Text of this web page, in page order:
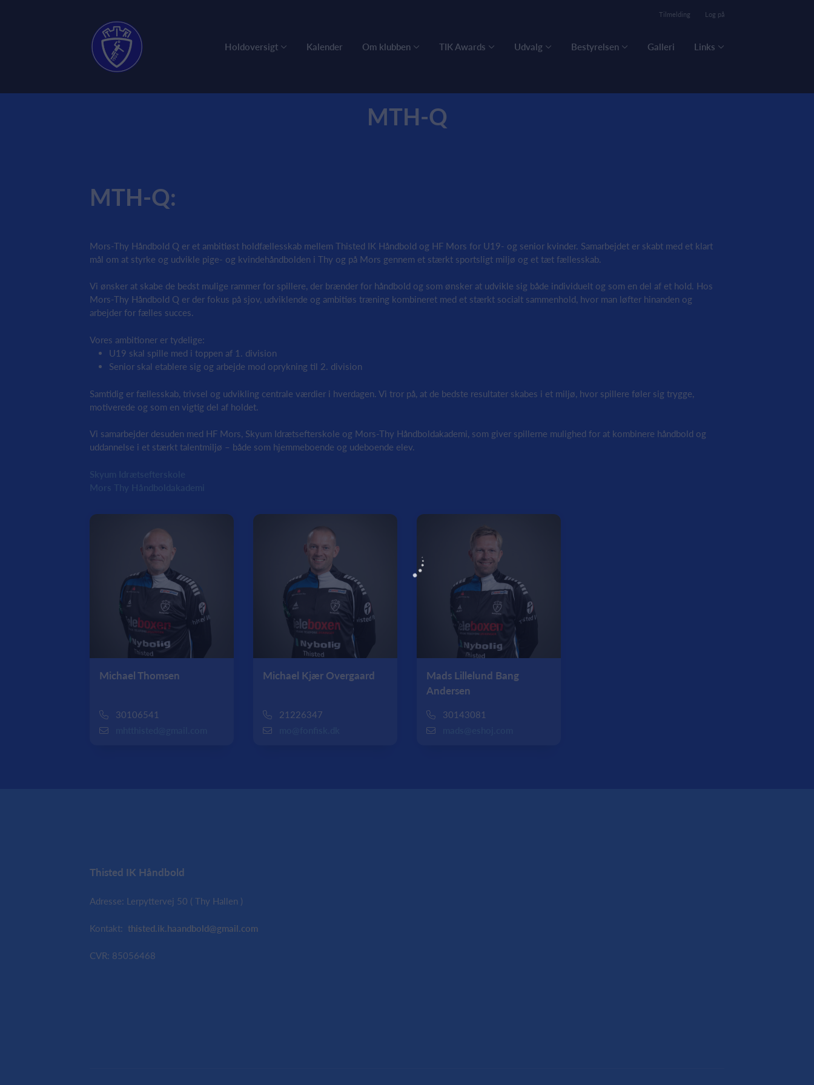
Tilmelding Log på
Holdoversigt Kalender Om klubben TIK Awards Udvalg Bestyrelsen Galleri Links
MTH-Q
MTH-Q:
Mors-Thy Håndbold Q er et ambitiøst holdfællesskab mellem Thisted IK Håndbold og HF Mors for U19- og senior kvinder. Samarbejdet er skabt med et klart
mål om at styrke og udvikle pige- og kvindehåndbolden i Thy og på Mors gennem et stærkt sportsligt miljø og et tæt fællesskab.
Vi ønsker at skabe de bedst mulige rammer for spillere, der brænder for håndbold og som ønsker at udvikle sig både individuelt og som en del af et hold. Hos
Mors-Thy Håndbold Q er der fokus på sjov, udviklende og ambitiøs træning kombineret med et stærkt socialt sammenhold, hvor man løfter hinanden og
arbejder for fælles succes.
Vores ambitioner er tydelige:
U19 skal spille med i toppen af 1. division
Senior skal etablere sig og arbejde mod oprykning til 2. division
Samtidig er fællesskab, trivsel og udvikling centrale værdier i hverdagen. Vi tror på, at de bedste resultater skabes i et miljø, hvor spillere føler sig trygge,
motiverede og som en vigtig del af holdet.
Vi samarbejder desuden med HF Mors, Skyum Idrætsefterskole og Mors-Thy Håndboldakademi, som giver spillerne mulighed for at kombinere håndbold og
uddannelse i et stærkt talentmiljø – både som hjemmeboende og udeboende elev.
Skyum Idrætsefterskole
Mors Thy Håndboldakademi
Michael Thomsen
30106541
Michael Kjær Overgaard
21226347
Mads Lillelund Bang
Andersen
30143081
Thisted IK Håndbold
Adresse: Lerpyttervej 50 ( Thy Hallen )
Kontakt: thisted.ik.haandbold@gmail.com
CVR: 85056468